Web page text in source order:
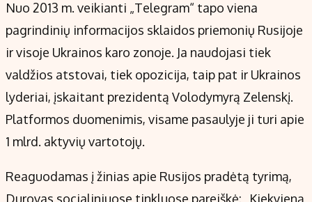
Nuo 2013 m. veikianti „Telegram“ tapo viena
pagrindinių informacijos sklaidos priemonių Rusijoje
ir visoje Ukrainos karo zonoje. Ja naudojasi tiek
valdžios atstovai, tiek opozicija, taip pat ir Ukrainos
lyderiai, įskaitant prezidentą Volodymyrą Zelenskį.
Platformos duomenimis, visame pasaulyje ji turi apie
1 mlrd. aktyvių vartotojų.
Reaguodamas į žinias apie Rusijos pradėtą tyrimą,
Durovas socialiniuose tinkluose pareiškė: „Kiekvieną